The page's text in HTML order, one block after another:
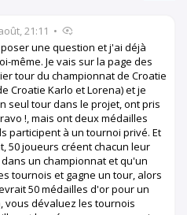
21:11 •
poser une question et j'ai déjà
même. Je vais sur la page des
tour du championnat de Croatie
Croatie Karlo et Lorena) et je
seul tour dans le projet, ont pris
!, mais ont deux médailles
participent à un tournoi privé. Et
50 joueurs créent chacun leur
un championnat et qu'un
tournois et gagne un tour, alors
50 médailles d'or pour un
vous dévaluez les tournois